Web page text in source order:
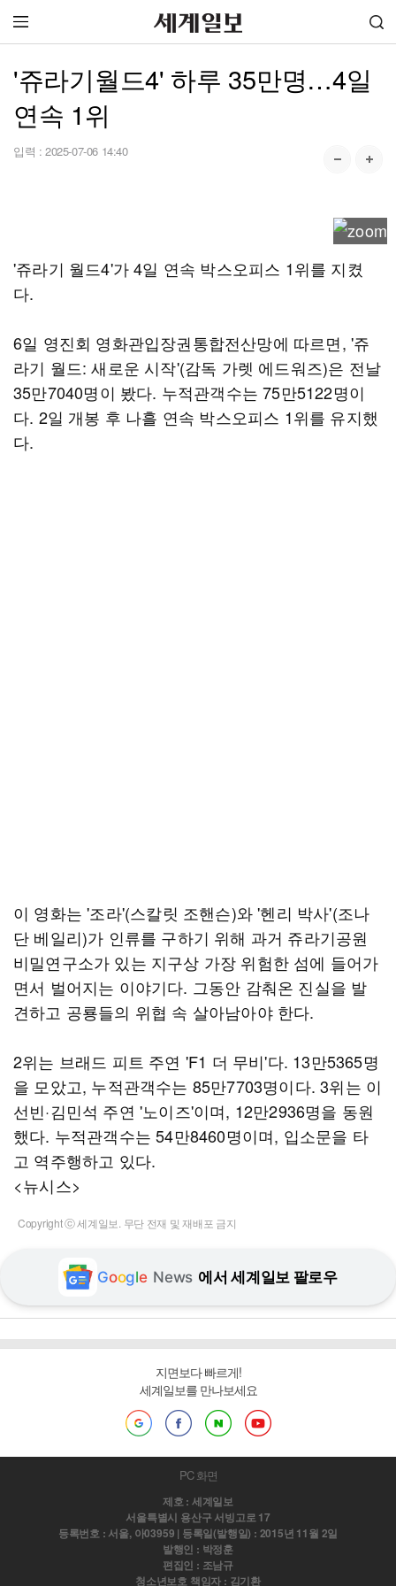
'쥬라기월드4' 하루 35만명…4일
연속 1위
입력 : 2025-07-06 14:40
'쥬라기 월드4'가 4일 연속 박스오피스 1위를 지켰
다.
6일 영진회 영화관입장권통합전산망에 따르면, '쥬
라기 월드: 새로운 시작'(감독 가렛 에드워즈)은 전날
35만7040명이 봤다. 누적관객수는 75만5122명이
다. 2일 개봉 후 나흘 연속 박스오피스 1위를 유지했
다.
이 영화는 '조라'(스칼릿 조핸슨)와 '헨리 박사'(조나
단 베일리)가 인류를 구하기 위해 과거 쥬라기공원
비밀연구소가 있는 지구상 가장 위험한 섬에 들어가
면서 벌어지는 이야기다. 그동안 감춰온 진실을 발
견하고 공룡들의 위협 속 살아남아야 한다.
2위는 브래드 피트 주연 'F1 더 무비'다. 13만5365명
을 모았고, 누적관객수는 85만7703명이다. 3위는 이
선빈·김민석 주연 '노이즈'이며, 12만2936명을 동원
했다. 누적관객수는 54만8460명이며, 입소문을 타
고 역주행하고 있다.
<뉴시스>
Copyright ⓒ 세계일보. 무단 전재 및 재배포 금지
Google News 에서 세계일보 팔로우
지면보다 빠르게!
세계일보를 만나보세요
PC 화면
제호 : 세계일보
서울특별시 용산구 서빙고로 17
등록번호 : 서울, 아03959 | 등록일(발행일) : 2015년 11월 2일
발행인 : 박정훈
편집인 : 조남규
청소년보호 책임자 : 김기환